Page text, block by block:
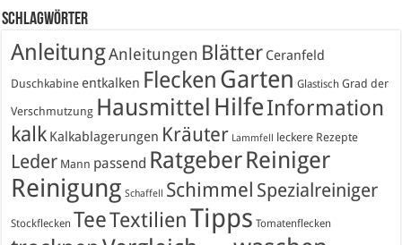
Schlagwörter
AnleitungAnleitungen Blätter Ceranfeld
Duschkabine entkalken Flecken Garten Glastisch Grad der
Verschmutzung Hausmittel HilfeInformation
kalk Kalkablagerungen Kräuter Lammfell leckere Rezepte
Leder Mann passend RatgeberReiniger
Reinigung Schaffell Schimmel Spezialreiniger
Stockflecken TeeTextilienTipps Tomatenflecken